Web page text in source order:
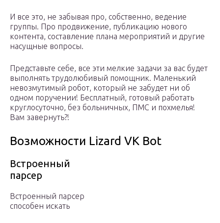
И все это, не забывая про, собственно, ведение
группы. Про продвижение, публикацию нового
контента, составление плана мероприятий и другие
насущные вопросы.
Представьте себе, все эти мелкие задачи за вас будет
выполнять трудолюбивый помощник. Маленький
невозмутимый робот, который не забудет ни об
одном поручении! Бесплатный, готовый работать
круглосуточно, без больничных, ПМС и похмелья!
Вам завернуть?!
Возможности Lizard VK Bot
Встроенный
парсер
Встроенный парсер
способен искать